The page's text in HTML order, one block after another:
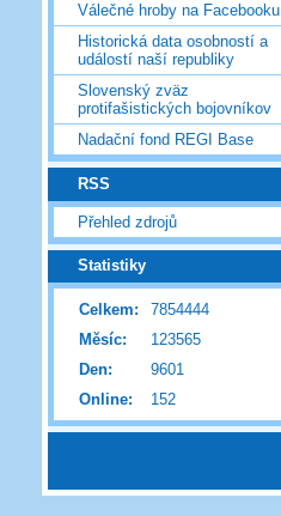
Válečné hroby na Facebooku
Historická data osobností a
událostí naší republiky
Slovenský zväz
protifašistických bojovníkov
Nadační fond REGI Base
RSS
Přehled zdrojů
Statistiky
Online: 152
Celkem:
7854444
Měsíc:
123565
Den:
9601